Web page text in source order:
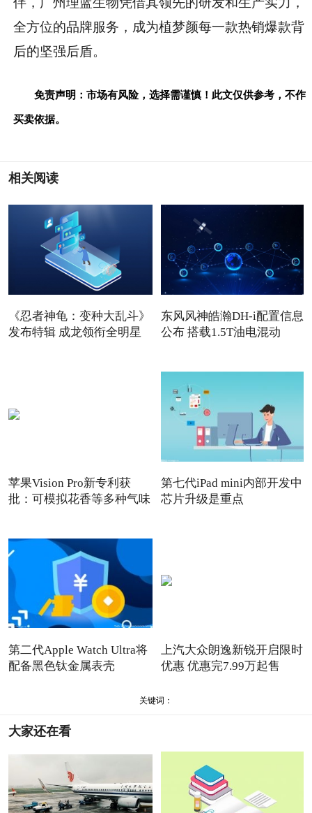
全方位的品牌服务，成为植梦颜每一款热销爆款背
后的坚强后盾。
免责声明：市场有风险，选择需谨慎！此文仅供参考，不作
买卖依据。
相关阅读
《忍者神龟：变种大乱斗》
发布特辑 成龙领衔全明星
东风风神皓瀚DH-i配置信息
公布 搭载1.5T油电混动
苹果Vision Pro新专利获
批：可模拟花香等多种气味
第七代iPad mini内部开发中
芯片升级是重点
第二代Apple Watch Ultra将
配备黑色钛金属表壳
上汽大众朗逸新锐开启限时
优惠 优惠完7.99万起售
关键词：
大家还在看